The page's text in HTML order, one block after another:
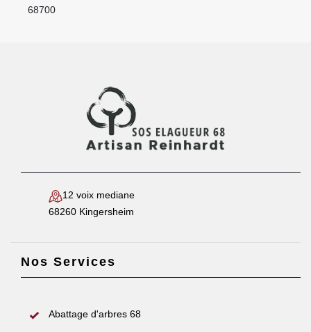
68700
12 voix mediane
68260 Kingersheim
Nos Services
Abattage d'arbres 68